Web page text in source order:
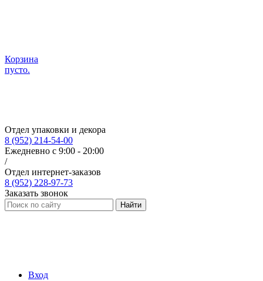
Корзина
пусто.
Отдел упаковки и декора
8 (952) 214-54-00
Ежедневно с 9:00 - 20:00
/
Отдел интернет-заказов
8 (952) 228-97-73
Заказать звонок
Найти
Вход